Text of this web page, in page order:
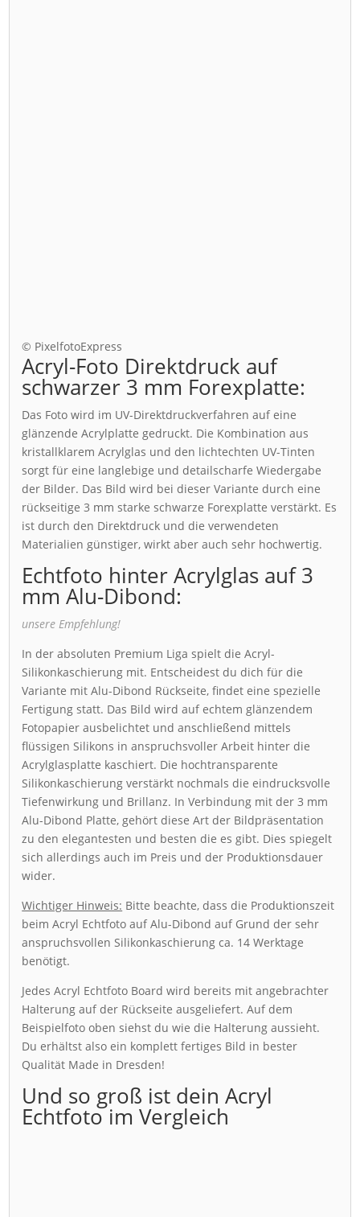
© PixelfotoExpress
Acryl-Foto Direktdruck auf
schwarzer 3 mm Forexplatte:
Das Foto wird im UV-Direktdruckverfahren auf eine
glänzende Acrylplatte gedruckt. Die Kombination aus
kristallklarem Acrylglas und den lichtechten UV-Tinten
sorgt für eine langlebige und detailscharfe Wiedergabe
der Bilder. Das Bild wird bei dieser Variante durch eine
rückseitige 3 mm starke schwarze Forexplatte verstärkt. Es
ist durch den Direktdruck und die verwendeten
Materialien günstiger, wirkt aber auch sehr hochwertig.
Echtfoto hinter Acrylglas auf 3
mm Alu-Dibond:
unsere Empfehlung!
In der absoluten Premium Liga spielt die Acryl-
Silikonkaschierung mit. Entscheidest du dich für die
Variante mit Alu-Dibond Rückseite, findet eine spezielle
Fertigung statt. Das Bild wird auf echtem glänzendem
Fotopapier ausbelichtet und anschließend mittels
flüssigen Silikons in anspruchsvoller Arbeit hinter die
Acrylglasplatte kaschiert. Die hochtransparente
Silikonkaschierung verstärkt nochmals die eindrucksvolle
Tiefenwirkung und Brillanz. In Verbindung mit der 3 mm
Alu-Dibond Platte, gehört diese Art der Bildpräsentation
zu den elegantesten und besten die es gibt. Dies spiegelt
sich allerdings auch im Preis und der Produktionsdauer
wider.
Wichtiger Hinweis: Bitte beachte, dass die Produktionszeit
beim Acryl Echtfoto auf Alu-Dibond auf Grund der sehr
anspruchsvollen Silikonkaschierung ca. 14 Werktage
benötigt.
Jedes Acryl Echtfoto Board wird bereits mit angebrachter
Halterung auf der Rückseite ausgeliefert. Auf dem
Beispielfoto oben siehst du wie die Halterung aussieht.
Du erhältst also ein komplett fertiges Bild in bester
Qualität Made in Dresden!
Und so groß ist dein Acryl
Echtfoto im Vergleich